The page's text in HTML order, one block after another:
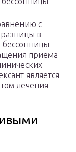
с
в
бессонницы
приема
является
лечения